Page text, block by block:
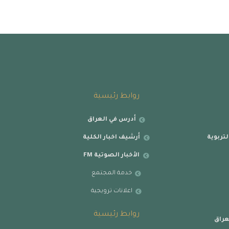
روابط رئيسية
أدرس في العراق
أرشيف اخبار الكلية
الأخبار الصوتية FM
خدمة المجتمع
اعلانات ترويجية
روابط رئيسية